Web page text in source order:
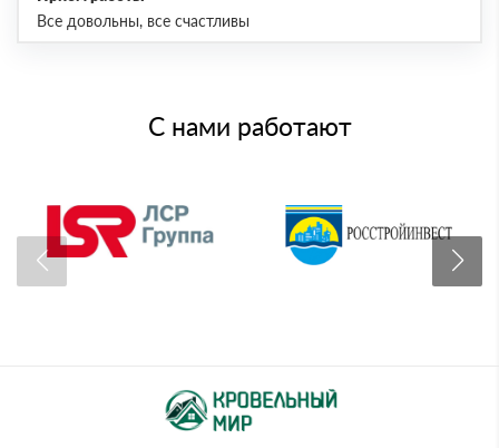
Все довольны, все счастливы
С нами работают